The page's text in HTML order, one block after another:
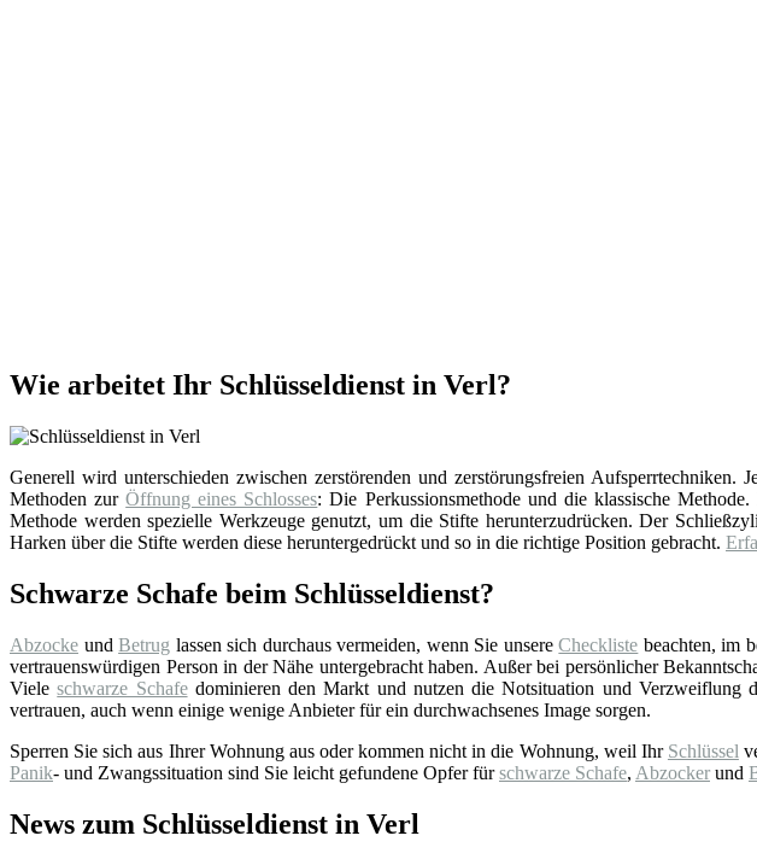
Wie arbeitet Ihr Schlüsseldienst in Verl?
Generell wird unterschieden zwischen zerstörenden und zerstörungsfreien
Methoden zurÖffnung eines Schlosses: Die Perkussionsmethode und die klassische
Methode werden spezielle Werkzeuge genutzt, um die Stifte herunterzudrücken. Der
Harken über die Stifte werden diese heruntergedrückt und so in die richtige Position gebracht.
Schwarze Schafe beim Schlüsseldienst?
Abzocke undBetrug lassen sich durchaus vermeiden, wenn Sie unsereCheckliste beachten, im
vertrauenswürdigen Person in der Nähe untergebracht haben. Außer bei persönlicher
Vieleschwarze Schafedominieren den Markt und nutzen die Notsituation und Verzweiflung
vertrauen, auch wenn einige wenige Anbieter für ein durchwachsenes Image sorgen.
Sperren Sie sich aus Ihrer Wohnung aus oder kommen nicht in die Wohnung, weil Ihr Schlüssel
Panik- und Zwangssituation sind Sie leicht gefundene Opfer fürschwarze Schafe, Abzocker und
News zum Schlüsseldienst in Verl